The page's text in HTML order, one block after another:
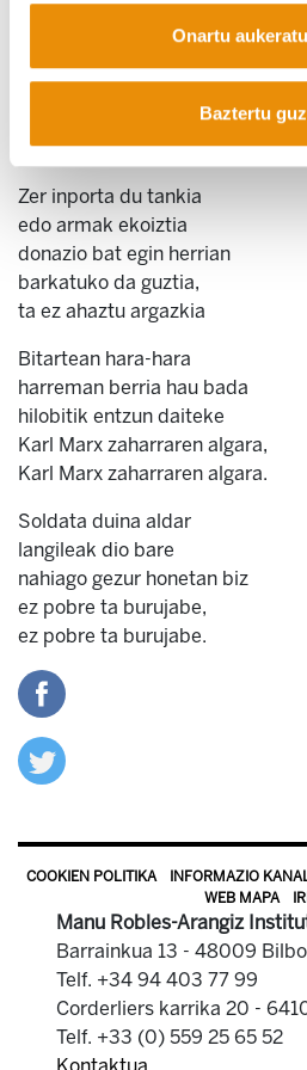
Onartu
Baztertu
Enpresaren ugazaba
gerentearen osaba
lehen zapaltzaile kabroi bat zen
orain guztion aita da,
orain guztion aita da
Zer inporta du tankia
edo armak ekoiztia
donazio bat egin herrian
barkatuko da guztia,
ta ez ahaztu argazkia
Bitartean hara-hara
harreman berria hau bada
hilobitik entzun daiteke
Karl Marx zaharraren algara,
Karl Marx zaharraren algara.
Soldata duina aldar
langileak dio bare
nahiago gezur honetan biz
ez pobre ta burujabe,
ez pobre ta burujabe.
COOKIEN POLITIKA INFORMAZIO
WEB MAPA
Manu Robles-Arangiz
Barrainkua 13 - 48009
Telf. +34 94 403 77 99
Corderliers karrika 20 -
Telf. +33 (0) 559 25 65 52